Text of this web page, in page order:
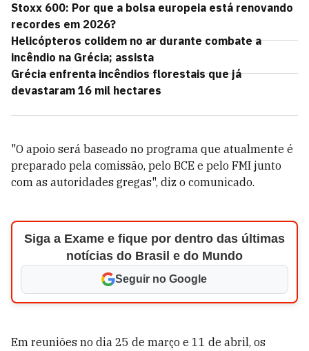
Stoxx 600: Por que a bolsa europeia está renovando
recordes em 2026?
Helicópteros colidem no ar durante combate a
incêndio na Grécia; assista
Grécia enfrenta incêndios florestais que já
devastaram 16 mil hectares
"O apoio será baseado no programa que atualmente é
preparado pela comissão, pelo BCE e pelo FMI junto
com as autoridades gregas", diz o comunicado.
Siga a Exame e fique por dentro das últimas
notícias do Brasil e do Mundo
Seguir no Google
Em reuniões no dia 25 de março e 11 de abril, os